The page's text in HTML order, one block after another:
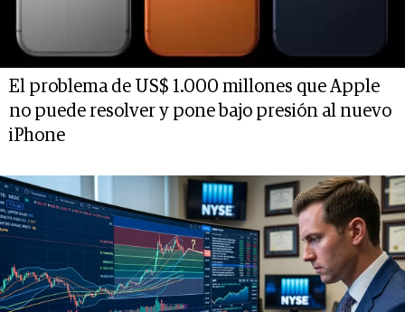
El problema de US$ 1.000 millones que Apple
no puede resolver y pone bajo presión al nuevo
iPhone